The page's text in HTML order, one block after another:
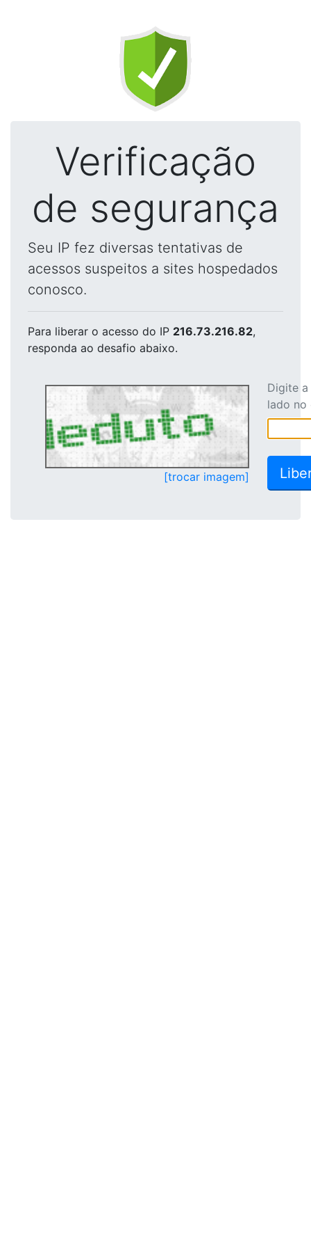
Verificação
de segurança
Seu IP fez diversas tentativas de
acessos suspeitos a sites hospedados
conosco.
Para liberar o acesso do IP 216.73.216.82,
responda ao desafio abaixo.
[trocar imagem]
Digite
lado no